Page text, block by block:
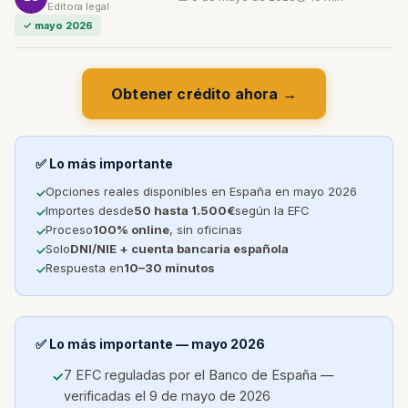
Editora legal
✓ mayo 2026
Obtener crédito ahora →
✅ Lo más importante
Opciones reales disponibles en España en mayo 2026
Importes desde50 hasta 1.500€según la EFC
Proceso100% online, sin oficinas
SoloDNI/NIE + cuenta bancaria española
Respuesta en10–30 minutos
✅ Lo más importante — mayo 2026
7 EFC reguladas por el Banco de España —
verificadas el 9 de mayo de 2026